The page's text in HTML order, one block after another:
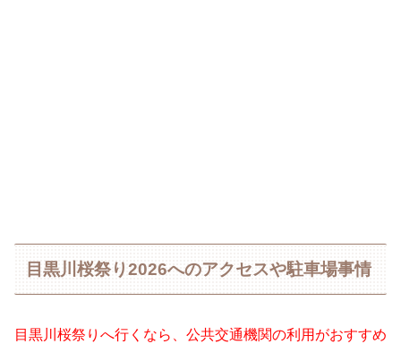
目黒川桜祭り2026へのアクセスや駐車場事情
目黒川桜祭りへ行くなら、公共交通機関の利用がおすすめ